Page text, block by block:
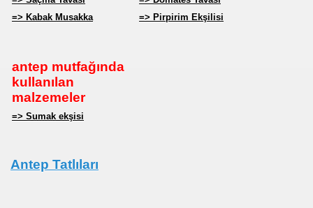
=> Kabak Musakka
=> Pirpirim Ekşilisi
antep mutfağında
kullanılan
malzemeler
=> Sumak ekşisi
Antep Tatlıları